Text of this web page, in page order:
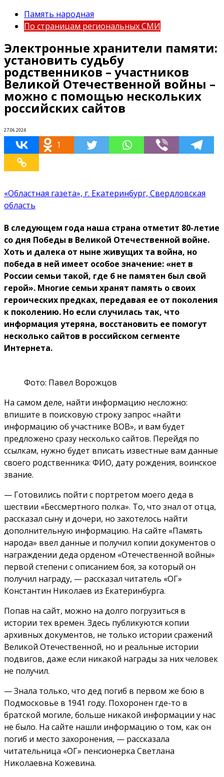
Память народная
По страницам региональных СМИ
Электронные хранители памяти:
установить судьбу
родственников – участников
Великой Отечественной войны –
можно с помощью нескольких
российских сайтов
27.06.2024
1
«Областная газета», г. Екатеринбург, Свердловская
область
В следующем года наша страна отметит 80-летие
со дня Победы в Великой Отечественной войне.
Хоть и далека от ныне живущих та война, но
победа в ней имеет особое значение: «нет в
России семьи такой, где б не памятен был свой
герой». Многие семьи хранят память о своих
героических предках, передавая ее от поколения
к поколению. Но если случилась так, что
информация утеряна, восстановить ее помогут
несколько сайтов в российском сегменте
Интернета.
Фото: Павел Ворожцов
На самом деле, найти информацию несложно:
впишите в поисковую строку запрос «найти
информацию об участнике ВОВ», и вам будет
предложено сразу несколько сайтов. Перейдя по
ссылкам, нужно будет вписать известные вам данные
своего родственника: ФИО, дату рождения, воинское
звание.
— Готовились пойти с портретом моего деда в
шествии «Бессмертного полка». То, что знал от отца,
рассказал сыну и дочери, но захотелось найти
дополнительную информацию. На сайте «Память
народа» ввел данные и получил копии документов о
награждении деда орденом «Отечественной войны»
первой степени с описанием боя, за который он
получил награду, — рассказал читатель «ОГ»
Константин Николаев из Екатеринбурга.
Попав на сайт, можно на долго погрузиться в
истории тех времен. Здесь публикуются копии
архивных документов, не только истории сражений
Великой Отечественной, но и реальные истории
подвигов, даже если никакой награды за них человек
не получил.
— Знала только, что дед погиб в первом же бою в
Подмосковье в 1941 году. Похоронен где-то в
братской могиле, больше никакой информации у нас
не было. На сайте нашли информацию о том, как он
погиб и место захоронения, — рассказала
читательница «ОГ» пенсионерка Светлана
Николаевна Кожевина.